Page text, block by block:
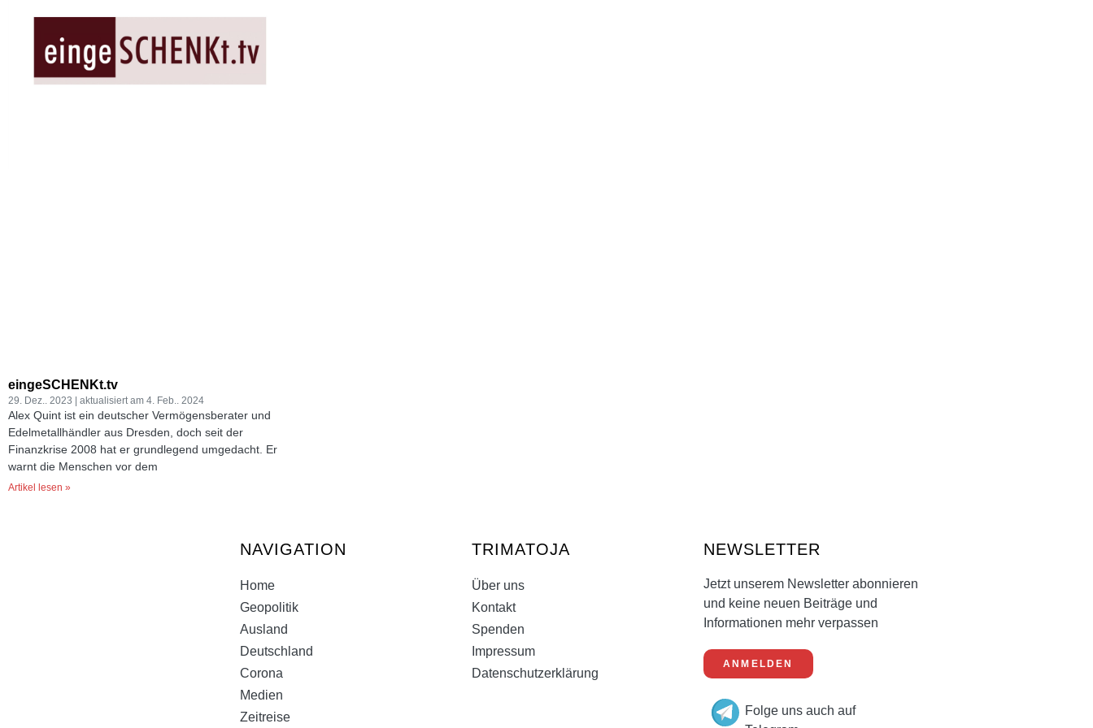
eingeSCHENKt.tv
29. Dez.. 2023 4. Feb.. 2024
Alex Quint ist ein deutscher Vermögensberater und
Edelmetallhändler aus Dresden, doch seit der
Finanzkrise 2008 hat er grundlegend umgedacht. Er
warnt die Menschen vor dem
Artikel lesen »
NAVIGATION
Home
Geopolitik
Ausland
Deutschland
Corona
Medien
Zeitreise
TRIMATOJA
Über uns
Kontakt
Spenden
Impressum
Datenschutzerklärung
NEWSLETTER
Jetzt unserem Newsletter abonnieren
und keine neuen Beiträge und
Informationen mehr verpassen
ANMELDEN
Folge uns auch auf